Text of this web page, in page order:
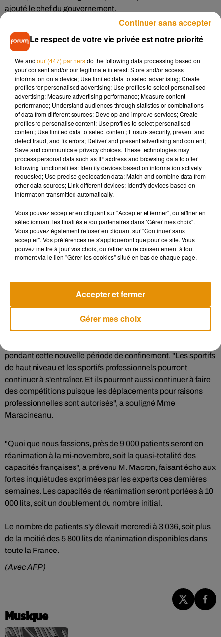
ajouté le chef du gouvernement.
Mais, pour le numéro un du Medef, Geoffroy Roux de
Bézieux, la fermeture de nombreux commerces dans le
cadre du reconfinement est "une erreur" qui risque
d'entraîner beaucoup de faillites et de pertes d'emplois.
Mercredi, le patron des patrons avait déjà calculé que "ce
reconfinement va coûter au pays entre 50 et 75 milliards
d’euros de PIB". Dans son allocution de mercredi, Emmanuel
Macron avait indiqué que le dispositif de fermeture des
commerces serait réévalué tous les quinze jours, selon
l'évolution de l'épidémie.
Cinéma, spectacles
Les entreprises de l'événementiel, du cinéma et du
confinement, a précisé Jean Castex, selon qui suspendre
ces activités "est très douloureux mais nécessaire pour
assurer l'effectivité" des mesures anti-Covid. "Pour la
culture, nous autorisons le travail préparatoire aux
Sports professionnels
La ministre déléguée aux Sports a en outre annoncé que les
pendant cette nouvelle période de confinement. "Les sportifs
de haut niveau et les sportifs professionnels pourront
continuer à s'entraîner. Et ils pourront aussi continuer à faire
des compétitions puisque les déplacements pour raisons
professionnelles sont autorisés", a souligné Mme
Maracineanu.
"Quoi que nous fassions, près de 9 000 patients seront en
réanimation à la mi-novembre, soit la quasi-totalité des
capacités françaises", a prévenu M. Macron, faisant écho aux
fortes inquiétudes exprimées par les experts ces dernières
semaines. Les capacités de réanimation seront portées à 10
000 lits, soit un doublement du nombre initial.
Le nombre de patients s'y élevait mercredi à 3 036, soit plus
de la moitié des 5 800 lits de réanimation disponibles dans
toute la France.
(Avec AFP)
Musique
Le respect de votre vie privée est notre priorité
We and our (447) partnersdo the following data processing based on
your consent and/or our legitimate interest: Store and/or access
information on a device; Use limited data to select advertising; Create
profiles for personalised advertising; Use profiles to select personalised
advertising; Measure advertising performance; Measure content
performance; Understand audiences through statistics or combinations
of data from different sources; Develop and improve services; Create
profiles to personalise content; Use profiles to select personalised
content; Use limited data to select content; Ensure security, prevent and
detect fraud, and fix errors; Deliver and present advertising and content;
Save and communicate privacy choices. These technologies may
process personal data such as IP address and browsing data to offer
following functionalities: Identify devices based on information actively
requested; Use precise geolocation data; Match and combine data from
other data sources; Link different devices; Identify devices based on
information transmitted automatically.
Vous pouvez accepter en cliquant sur "Accepter et fermer", ou affiner en
sélectionnant les finalités et/ou partenaires dans "Gérer mes choix".
Vous pouvez également refuser en cliquant sur "Continuer sans
accepter". Vos préférences ne s'appliqueront que pour ce site. Vous
pouvez mettre à jour vos choix, ou retirer votre consentement à tout
moment via le lien "Gérer les cookies" situé en bas de chaque page.
Gérer mes choix
Accepter et fermer
Continuer sans accepter